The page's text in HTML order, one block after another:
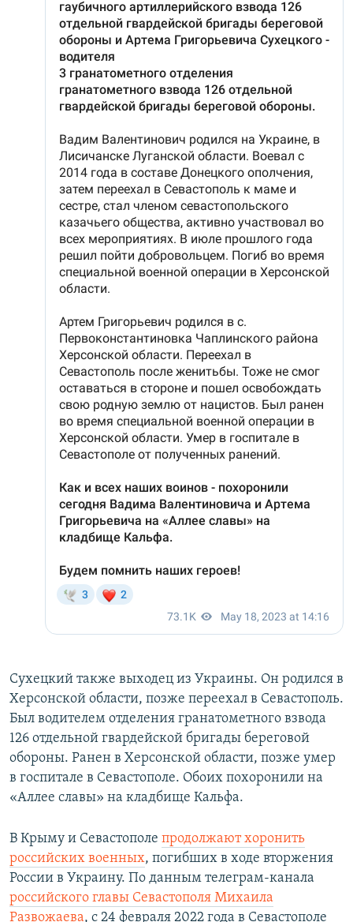
Сухецкий также выходец из Украины. Он родился в
Херсонской области, позже переехал в Севастополь.
Был водителем отделения гранатометного взвода
126 отдельной гвардейской бригады береговой
обороны. Ранен в Херсонской области, позже умер
в госпитале в Севастополе. Обоих похоронили на
«Аллее славы» на кладбище Кальфа.
В Крыму и Севастополе продолжают хоронить
российских военных, погибших в ходе вторжения
России в Украину. По данным телеграм-канала
российского главы Севастополя Михаила
Развожаева, с 24 февраля 2022 года в Севастополе